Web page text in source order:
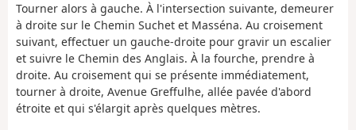
Tourner alors à gauche. À l'intersection suivante, demeurer
à droite sur le Chemin Suchet et Masséna. Au croisement
suivant, effectuer un gauche-droite pour gravir un escalier
et suivre le Chemin des Anglais. À la fourche, prendre à
droite. Au croisement qui se présente immédiatement,
tourner à droite, Avenue Greffulhe, allée pavée d'abord
étroite et qui s'élargit après quelques mètres.